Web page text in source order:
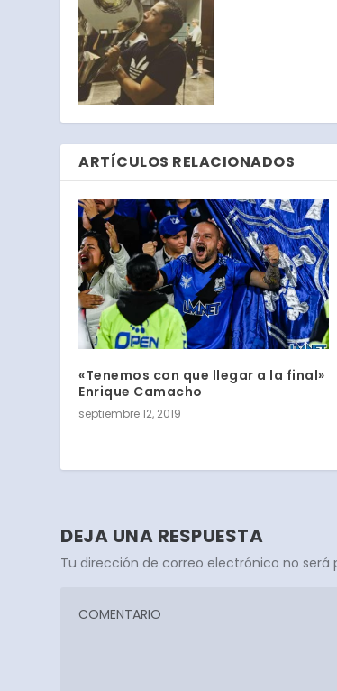
ARTÍCULOS RELACIONADOS
«Tenemos con que llegar a la final»
Enrique Camacho
septiembre 12, 2019
DEJA UNA RESPUESTA
Tu dirección de correo electrónico no será